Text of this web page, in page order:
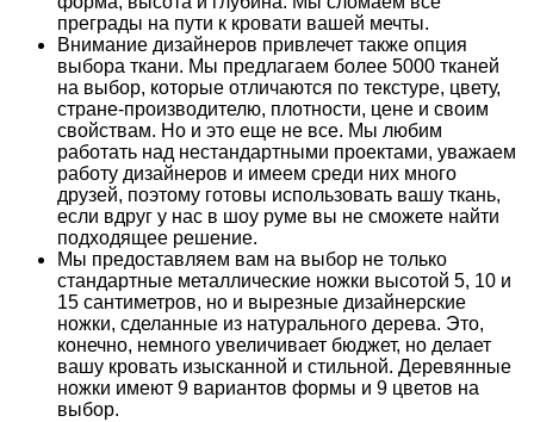
преграды на пути к кровати вашей мечты.
Внимание дизайнеров привлечет также опция
выбора ткани. Мы предлагаем более 5000 тканей
на выбор, которые отличаются по текстуре, цвету,
стране-производителю, плотности, цене и своим
свойствам. Но и это еще не все. Мы любим
работать над нестандартными проектами, уважаем
работу дизайнеров и имеем среди них много
друзей, поэтому готовы использовать вашу ткань,
если вдруг у нас в шоу руме вы не сможете найти
подходящее решение.
Мы предоставляем вам на выбор не только
стандартные металлические ножки высотой 5, 10 и
15 сантиметров, но и вырезные дизайнерские
ножки, сделанные из натурального дерева. Это,
конечно, немного увеличивает бюджет, но делает
вашу кровать изысканной и стильной. Деревянные
ножки имеют 9 вариантов формы и 9 цветов на
выбор.